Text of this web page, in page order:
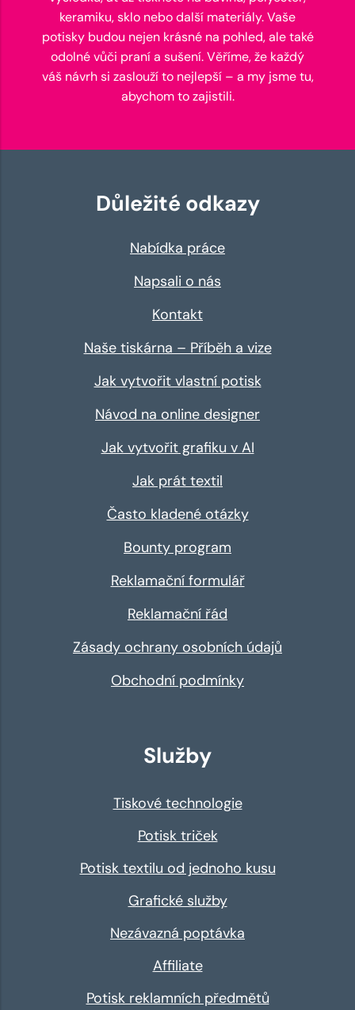
keramiku, sklo nebo další materiály. Vaše
potisky budou nejen krásné na pohled, ale také
odolné vůči praní a sušení. Věříme, že každý
váš návrh si zaslouží to nejlepší – a my jsme tu,
abychom to zajistili.
Důležité odkazy
Nabídka práce
Napsali o nás
Kontakt
Naše tiskárna – Příběh a vize
Jak vytvořit vlastní potisk
Návod na online designer
Jak vytvořit grafiku v AI
Jak prát textil
Často kladené otázky
Bounty program
Reklamační formulář
Reklamační řád
Zásady ochrany osobních údajů
Obchodní podmínky
Služby
Tiskové technologie
Potisk triček
Potisk textilu od jednoho kusu
Grafické služby
Nezávazná poptávka
Affiliate
Potisk reklamních předmětů